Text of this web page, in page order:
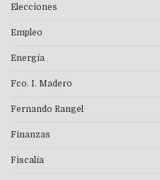
Elecciones
Empleo
Energía
Fco. I. Madero
Fernando Rangel
Finanzas
Fiscalía